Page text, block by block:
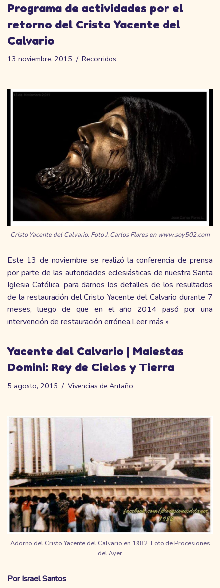
Programa de actividades por el
retorno del Cristo Yacente del
Calvario
13 noviembre, 2015 Recorridos
Cristo Yacente del Calvario. Foto J. Carlos Flores en www.soy502.com
Este 13 de noviembre se realizó laconferencia de prensa
por parte de las autoridades eclesiásticas de nuestra Santa
Iglesia Católica, para darnos los detalles de los resultados
de la restauración del Cristo Yacente del Calvario durante 7
meses, luego de que en el año 2014 pasó por una
intervención de restauración errónea.Leer más »
Yacente del Calvario | Maiestas
Domini: Rey de Cielos y Tierra
5 agosto, 2015 Vivencias de Antaño
Adorno del Cristo Yacente del Calvario en 1982. Foto de Procesiones
del Ayer
Por Israel Santos